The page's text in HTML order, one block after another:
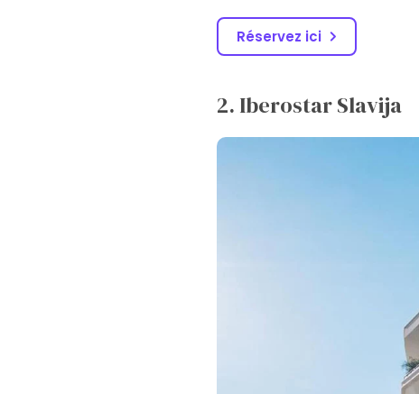
Réservez ici
2. Iberostar Slavija